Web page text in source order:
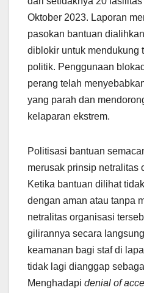
Oktober 2023. Laporan
pasokan bantuan
diblokir untuk mendukung
politik. Penggunaan
perang telah
yang parah dan
kelaparan ekstrem.
Politisasi bantuan
merusak prinsip netralitas
Ketika bantuan dilihat
dengan aman atau tanpa
netralitas organisasi
gilirannya secara
keamanan bagi staf di
tidak lagi dianggap
Menghadapi denial of